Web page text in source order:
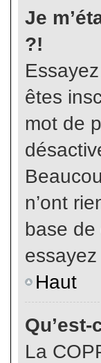
Je
?!
êtes
mot de
n’ont
base
Haut
Qu’est-
La